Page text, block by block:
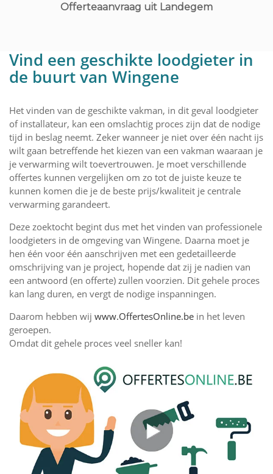
Offerteaanvraag uit Landegem
Vind een geschikte loodgieter in
de buurt van Wingene
Het vinden van de geschikte vakman, in dit geval loodgieter
of installateur, kan een omslachtig proces zijn dat de nodige
tijd in beslag neemt. Zeker wanneer je niet over één nacht ijs
wilt gaan betreffende het kiezen van een vakman waaraan je
je verwarming wilt toevertrouwen. Je moet verschillende
offertes kunnen vergelijken om zo tot de juiste keuze te
kunnen komen die je de beste prijs/kwaliteit je centrale
verwarming garandeert.
Deze zoektocht begint dus met het vinden van professionele
loodgieters in de omgeving van Wingene. Daarna moet je
hen één voor één aanschrijven met een gedetailleerde
omschrijving van je project, hopende dat zij je nadien van
een antwoord (en offerte) zullen voorzien. Dit gehele proces
kan lang duren, en vergt de nodige inspanningen.
Daarom hebben wij www.OffertesOnline.be in het leven
geroepen.
Omdat dit gehele proces veel sneller kan!